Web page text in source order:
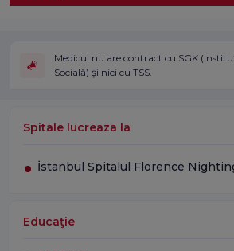
Medicul nu are contract cu SGK
Socială) și nici cu TSS.
Spitale lucreaza la
İstanbul Spitalul Florence
Educaţie